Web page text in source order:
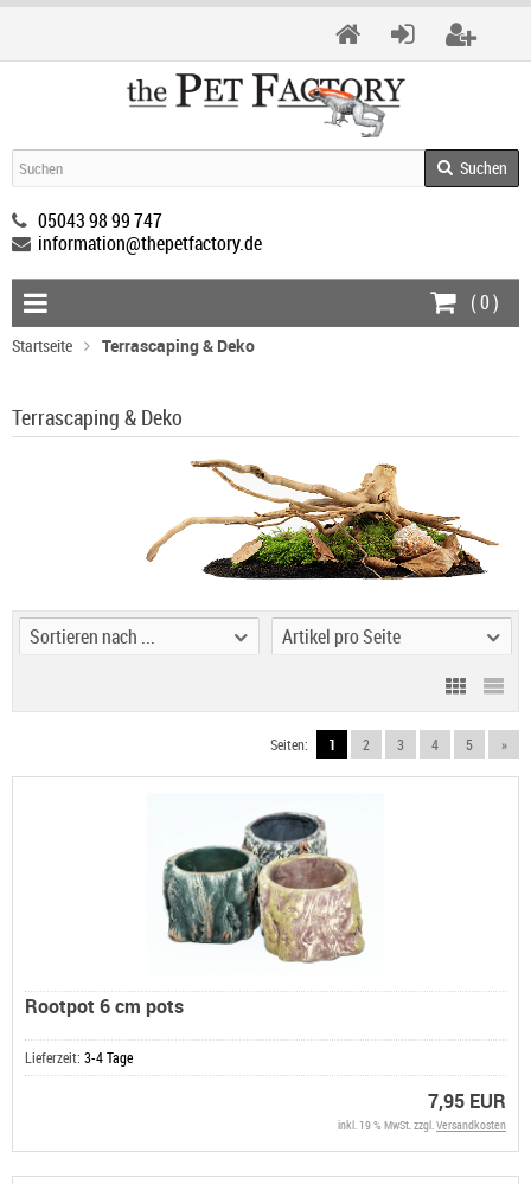
Suchen
05043 98 99 747
information@thepetfactory.de
(0)
Startseite Terrascaping & Deko
Terrascaping & Deko
Sortieren nach ... Artikel pro Seite
Seiten: 1 2 3 4 5 »
Rootpot 6 cm pots
Lieferzeit: 3-4 Tage
7,95 EUR
inkl. 19 % MwSt. zzgl.Versandkosten